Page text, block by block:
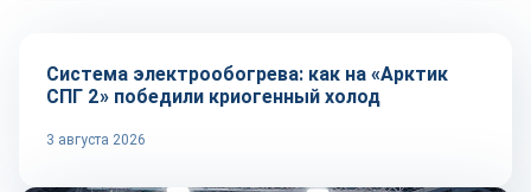
Система электрообогрева: как на «Арктик
СПГ 2» победили криогенный холод
3 августа 2026